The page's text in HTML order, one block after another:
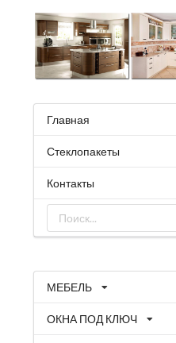
Главная
Стеклопакеты
Контакты
МЕБЕЛЬ
ОКНА ПОД КЛЮЧ